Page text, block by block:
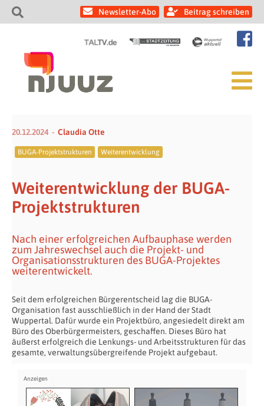
Newsletter-Abo Beitrag schreiben
20.12.2024 Claudia Otte
BUGA-Projektstrukturen Weiterentwicklung
Weiterentwicklung der BUGA-
Projektstrukturen
Nach einer erfolgreichen Aufbauphase werden
zum Jahreswechsel auch die Projekt- und
Organisationsstrukturen des BUGA-Projektes
weiterentwickelt.
Seit dem erfolgreichen Bürgerentscheid lag die BUGA-
Organisation fast ausschließlich in der Hand der Stadt
Wuppertal. Dafür wurde ein Projektbüro, angesiedelt direkt am
Büro des Oberbürgermeisters, geschaffen. Dieses Büro hat
äußerst erfolgreich die Lenkungs- und Arbeitsstrukturen für das
gesamte, verwaltungsübergreifende Projekt aufgebaut.